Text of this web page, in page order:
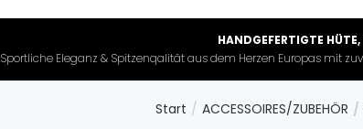
HANDGEFERTIGTE
Sportliche Eleganz & Spitzenqalität aus dem Herzen Europas mit
Start ACCESSOIRES/ZUBEHÖR